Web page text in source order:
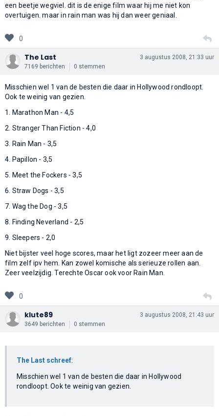
een beetje wegviel. dit is de enige film waar hij me niet kon
overtuigen. maar in rain man was hij dan weer geniaal.
0
The Last
7169 berichten 0 stemmen
3 augustus 2008, 21:33 uur
Misschien wel 1 van de besten die daar in Hollywood rondloopt.
Ook te weinig van gezien.
1. Marathon Man - 4,5
2. Stranger Than Fiction - 4,0
3. Rain Man - 3,5
4. Papillon - 3,5
5. Meet the Fockers - 3,5
6. Straw Dogs - 3,5
7. Wag the Dog - 3,5
8. Finding Neverland - 2,5
9. Sleepers - 2,0
Niet bijster veel hoge scores, maar het ligt zozeer meer aan de
film zelf ipv hem. Kan zowel komische als serieuze rollen aan.
Zeer veelzijdig. Terechte Oscar ook voor Rain Man.
0
klute89
3649 berichten 0 stemmen
3 augustus 2008, 21:43 uur
The Last schreef:
Misschien wel 1 van de besten die daar in Hollywood
rondloopt. Ook te weinig van gezien.